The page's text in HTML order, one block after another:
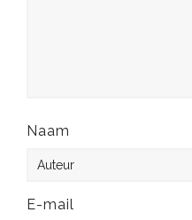
Naam
E-mail